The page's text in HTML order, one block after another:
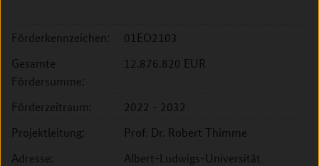
Förderkennzeichen:
01EO2103
Gesamte
Fördersumme:
12.876.820 EUR
Förderzeitraum:
2022 - 2032
Projektleitung:
Prof. Dr. Robert Thimme
Adresse:
Albert-Ludwigs-Universität